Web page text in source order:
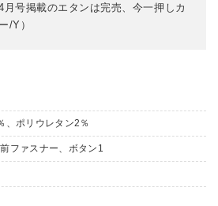
号掲載のエタンは完売、今一押しカ
/Y）
、ポリウレタン2％
ファスナー、ボタン1